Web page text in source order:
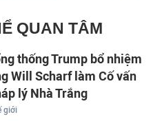
QUAN TÂM
thống Trump bổ nhiệm
Will Scharf làm Cố vấn
lý Nhà Trắng
giới